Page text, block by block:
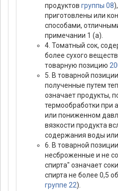
продуктов группы 08
приготовлены или
способами,
примечании 1 (а).
4. Томатный сок,
более сухого
товарную позицию
5. В товарной позиции
полученные путем
означает продукты,
термообработки при
или пониженном
вязкости продукта
содержания воды
6. В товарной позиции
несброженные и не
спирта" означает
спирта не более 0,5
группе 22).